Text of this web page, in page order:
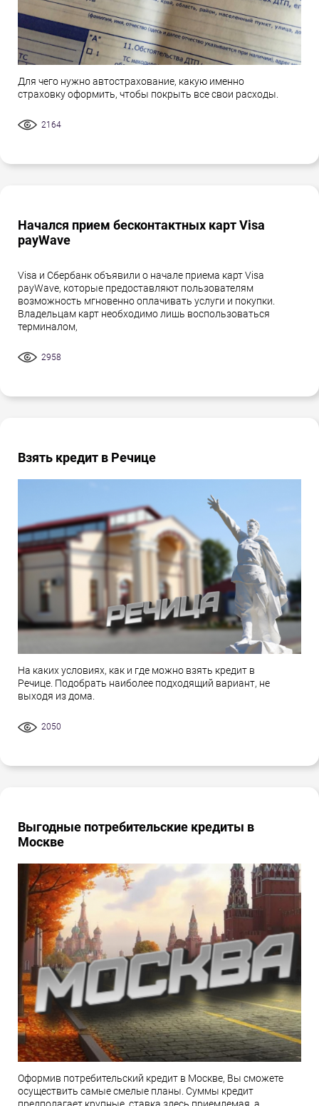
Для чего нужно автострахование, какую именно
страховку оформить, чтобы покрыть все свои расходы.
2164
Начался прием бесконтактных карт Visa
payWave
Visa и Сбербанк объявили о начале приема карт Visa
payWave, которые предоставляют пользователям
возможность мгновенно оплачивать услуги и покупки.
Владельцам карт необходимо лишь воспользоваться
терминалом,
2958
Взять кредит в Речице
На каких условиях, как и где можно взять кредит в
Речице. Подобрать наиболее подходящий вариант, не
выходя из дома.
2050
Выгодные потребительские кредиты в
Москве
Оформив потребительский кредит в Москве, Вы сможете
осуществить самые смелые планы. Суммы кредит